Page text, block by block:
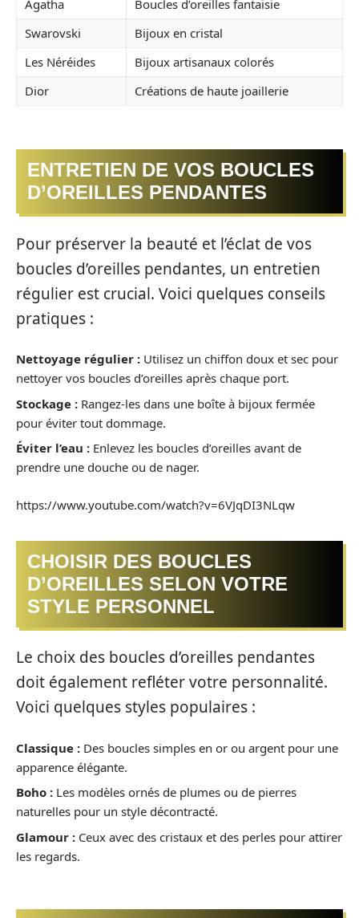
Agatha
Boucles d’oreilles fantaisie
Swarovski
Bijoux en cristal
Les Néréides
Bijoux artisanaux colorés
Dior
Créations de haute joaillerie
ENTRETIEN DE VOS BOUCLES
D’OREILLES PENDANTES
Pour préserver la beauté et l’éclat de vos
boucles d’oreilles pendantes, un entretien
régulier est crucial. Voici quelques conseils
pratiques :
Nettoyage régulier : Utilisez un chiffon doux et sec pour
nettoyer vos boucles d’oreilles après chaque port.
Stockage : Rangez-les dans une boîte à bijoux fermée
pour éviter tout dommage.
Éviter l’eau : Enlevez les boucles d’oreilles avant de
prendre une douche ou de nager.
https://www.youtube.com/watch?v=6VJqDI3NLqw
CHOISIR DES BOUCLES
D’OREILLES SELON VOTRE
STYLE PERSONNEL
Le choix des boucles d’oreilles pendantes
doit également refléter votre personnalité.
Voici quelques styles populaires :
Classique : Des boucles simples en or ou argent pour une
apparence élégante.
Boho : Les modèles ornés de plumes ou de pierres
naturelles pour un style décontracté.
Glamour : Ceux avec des cristaux et des perles pour attirer
les regards.